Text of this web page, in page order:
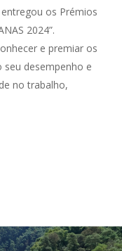
os Prémios
2024”.
e premiar os
seu desempenho e
no trabalho,